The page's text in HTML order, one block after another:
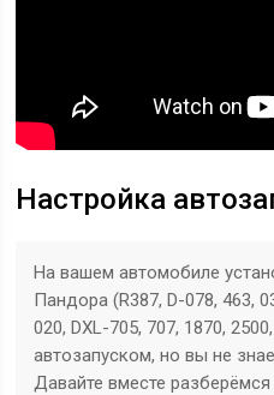
Настройка
На вашем автомобиле
Пандора (R387, D-078, 463,
020, DXL-705, 707, 1870,
автозапуском, но вы не
Давайте вместе